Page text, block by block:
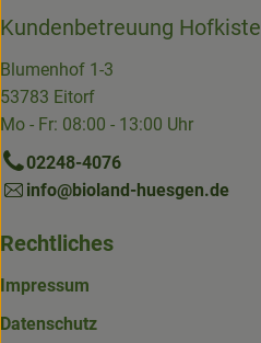
Kundenbetreuung Hofkiste
Blumenhof 1-3
53783 Eitorf
Mo - Fr: 08:00 - 13:00 Uhr
02248-4076
info@bioland-huesgen.de
Rechtliches
Impressum
Datenschutz